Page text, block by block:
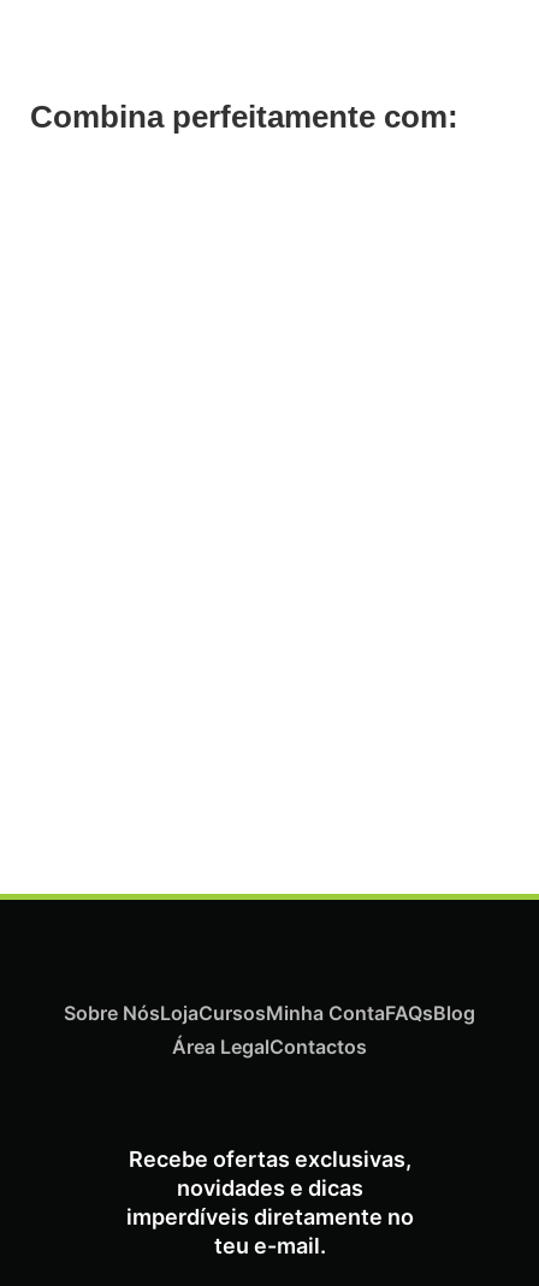
Combina perfeitamente com:
Recebe ofertas exclusivas,
novidades e dicas
imperdíveis diretamente no
teu e-mail.
Sobre NósLojaCursosMinha ContaFAQsBlog
Área LegalContactos